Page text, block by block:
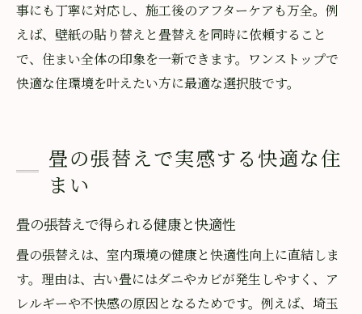
事にも丁寧に対応し、施工後のアフターケアも万全。例
えば、壁紙の貼り替えと畳替えを同時に依頼すること
で、住まい全体の印象を一新できます。ワンストップで
快適な住環境を叶えたい方に最適な選択肢です。
畳の張替えで実感する快適な住
まい
畳の張替えで得られる健康と快適性
畳の張替えは、室内環境の健康と快適性向上に直結しま
す。理由は、古い畳にはダニやカビが発生しやすく、ア
レルギーや不快感の原因となるためです。例えば、埼玉